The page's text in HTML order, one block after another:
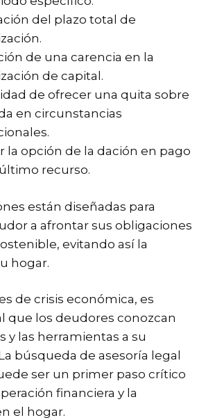
del plazo total de
de una carencia en la
de capital.
de ofrecer una quita sobre
en circunstancias
la opción de la dación en pago
recurso.
están diseñadas para
a afrontar sus obligaciones
evitando así la
hogar.
de crisis económica, es
que los deudores conozcan
y las herramientas a su
búsqueda de asesoría legal
ser un primer paso crítico
financiera y la
el hogar.